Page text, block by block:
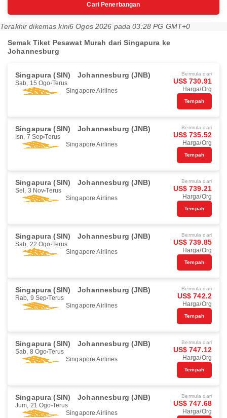
Cari Penerbangan
Terakhir dikemas kini6 Ogos 2026 pada 03:28 PG GMT+0
Semak Tiket Pesawat Murah dari Singapura ke
Johannesburg
Singapura (SIN) Johannesburg (JNB)
Sab, 15 Ogo Terus
Singapore Airlines
Bermula dari
US$ 730.91
Harga/Org
Tempah
Singapura (SIN) Johannesburg (JNB)
Isn, 7 Sep Terus
Singapore Airlines
Bermula dari
US$ 735.52
Harga/Org
Tempah
Singapura (SIN) Johannesburg (JNB)
Sel, 3 Nov Terus
Singapore Airlines
Bermula dari
US$ 739.21
Harga/Org
Tempah
Singapura (SIN) Johannesburg (JNB)
Sab, 22 Ogo Terus
Singapore Airlines
Bermula dari
US$ 739.85
Harga/Org
Tempah
Singapura (SIN) Johannesburg (JNB)
Rab, 9 Sep Terus
Singapore Airlines
Bermula dari
US$ 742.2
Harga/Org
Tempah
Singapura (SIN) Johannesburg (JNB)
Sab, 8 Ogo Terus
Singapore Airlines
Bermula dari
US$ 747.12
Harga/Org
Tempah
Singapura (SIN) Johannesburg (JNB)
Jum, 21 Ogo Terus
Singapore Airlines
Bermula dari
US$ 747.68
Harga/Org